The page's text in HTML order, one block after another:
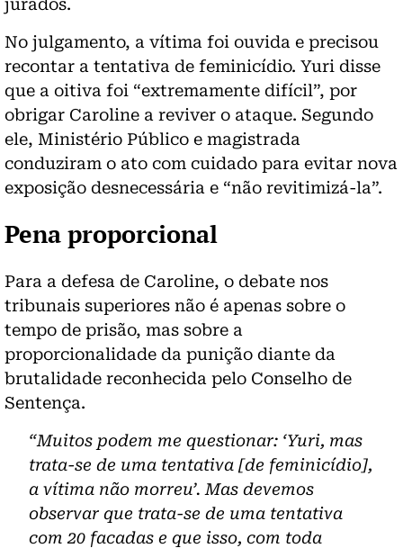
jurados.
No julgamento, a vítima foi ouvida e precisou
recontar a tentativa de feminicídio. Yuri disse
que a oitiva foi “extremamente difícil”, por
obrigar Caroline a reviver o ataque. Segundo
ele, Ministério Público e magistrada
conduziram o ato com cuidado para evitar nova
exposição desnecessária e “não revitimizá-la”.
Pena proporcional
Para a defesa de Caroline, o debate nos
tribunais superiores não é apenas sobre o
tempo de prisão, mas sobre a
proporcionalidade da punição diante da
brutalidade reconhecida pelo Conselho de
Sentença.
“Muitos podem me questionar: ‘Yuri, mas
trata-se de uma tentativa [de feminicídio],
a vítima não morreu’. Mas devemos
observar que trata-se de uma tentativa
com 20 facadas e que isso, com toda